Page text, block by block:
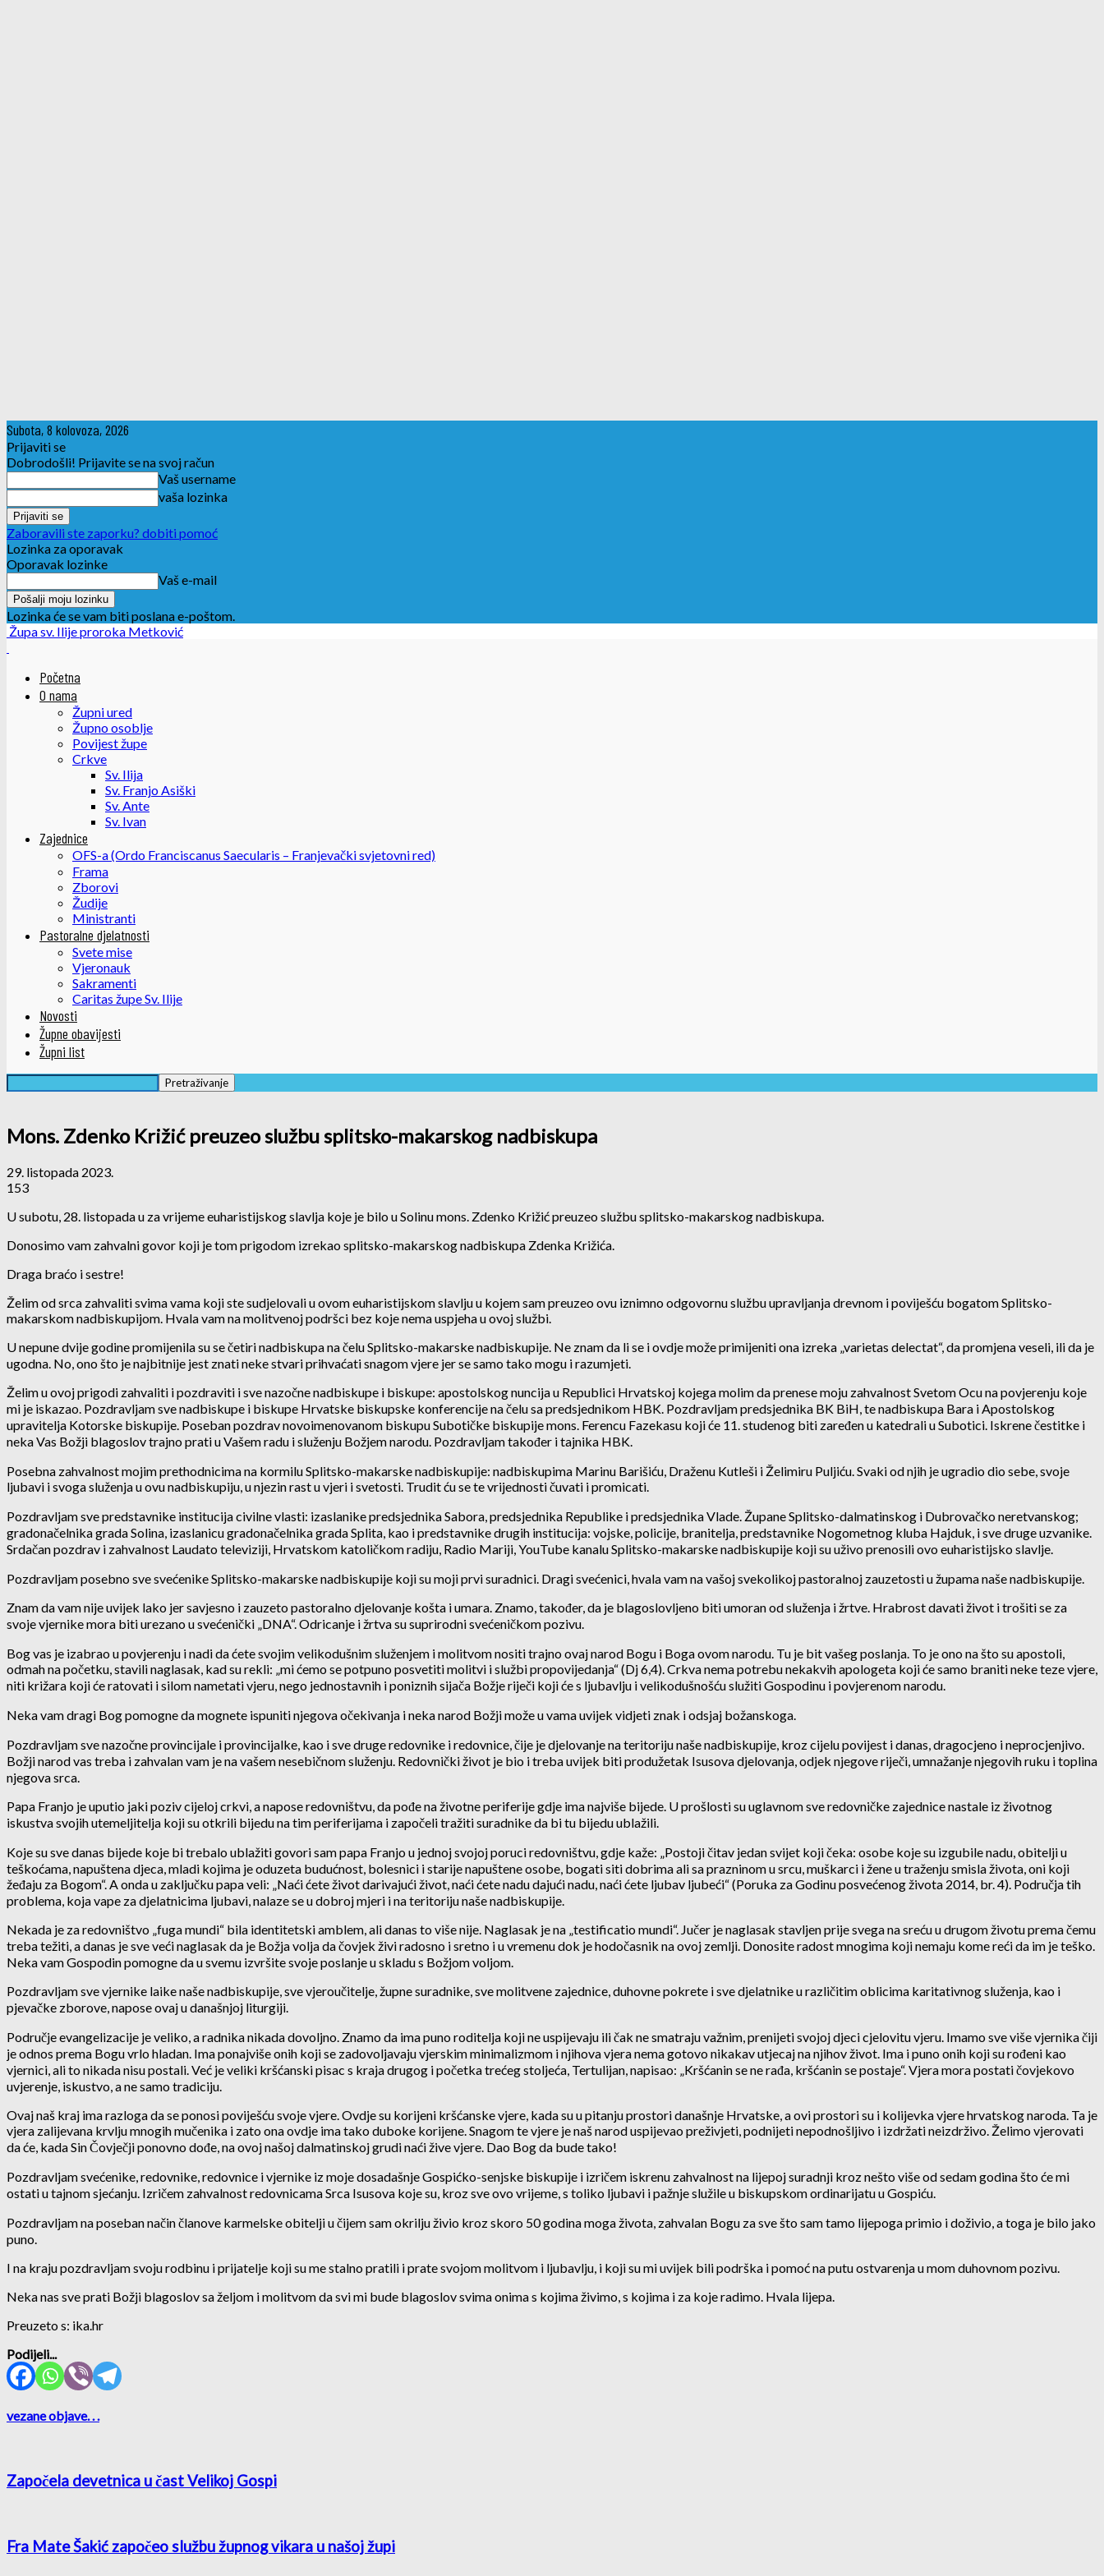
Subota, 8 kolovoza, 2026
Prijaviti se
Dobrodošli! Prijavite se na svoj račun
Vaš username
vaša lozinka
Zaboravili ste zaporku? dobiti pomoć
Lozinka za oporavak
Oporavak lozinke
Vaš e-mail
Lozinka će se vam biti poslana e-poštom.
Župa sv. Ilije proroka Metković
Početna
O nama
Župni ured
Župno osoblje
Povijest župe
Crkve
Sv. Ilija
Sv. Franjo Asiški
Sv. Ante
Sv. Ivan
Zajednice
OFS-a (Ordo Franciscanus Saecularis – Franjevački svjetovni red)
Frama
Zborovi
Žudije
Ministranti
Pastoralne djelatnosti
Svete mise
Vjeronauk
Sakramenti
Caritas župe Sv. Ilije
Novosti
Župne obavijesti
Župni list
Mons. Zdenko Križić preuzeo službu splitsko-makarskog nadbiskupa
29. listopada 2023.
153
U subotu, 28. listopada u za vrijeme euharistijskog slavlja koje je bilo u Solinu mons. Zdenko Križić preuzeo službu splitsko-makarskog nadbiskupa.
Donosimo vam zahvalni govor koji je tom prigodom izrekao splitsko-makarskog nadbiskupa Zdenka Križića.
Draga braćo i sestre!
Želim od srca zahvaliti svima vama koji ste sudjelovali u ovom euharistijskom slavlju u kojem sam preuzeo ovu iznimno odgovornu službu upravljanja drevnom i poviješću bogatom Splitsko-
makarskom nadbiskupijom. Hvala vam na molitvenoj podršci bez koje nema uspjeha u ovoj službi.
U nepune dvije godine promijenila su se četiri nadbiskupa na čelu Splitsko-makarske nadbiskupije. Ne znam da li se i ovdje može primijeniti ona izreka „varietas delectat“, da promjena veseli, ili da je
ugodna. No, ono što je najbitnije jest znati neke stvari prihvaćati snagom vjere jer se samo tako mogu i razumjeti.
Želim u ovoj prigodi zahvaliti i pozdraviti i sve nazočne nadbiskupe i biskupe: apostolskog nuncija u Republici Hrvatskoj kojega molim da prenese moju zahvalnost Svetom Ocu na povjerenju koje
mi je iskazao. Pozdravljam sve nadbiskupe i biskupe Hrvatske biskupske konferencije na čelu sa predsjednikom HBK. Pozdravljam predsjednika BK BiH, te nadbiskupa Bara i Apostolskog
upravitelja Kotorske biskupije. Poseban pozdrav novoimenovanom biskupu Subotičke biskupije mons. Ferencu Fazekasu koji će 11. studenog biti zaređen u katedrali u Subotici. Iskrene čestitke i
neka Vas Božji blagoslov trajno prati u Vašem radu i služenju Božjem narodu. Pozdravljam također i tajnika HBK.
Posebna zahvalnost mojim prethodnicima na kormilu Splitsko-makarske nadbiskupije: nadbiskupima Marinu Barišiću, Draženu Kutleši i Želimiru Puljiću. Svaki od njih je ugradio dio sebe, svoje
ljubavi i svoga služenja u ovu nadbiskupiju, u njezin rast u vjeri i svetosti. Trudit ću se te vrijednosti čuvati i promicati.
Pozdravljam sve predstavnike institucija civilne vlasti: izaslanike predsjednika Sabora, predsjednika Republike i predsjednika Vlade. Župane Splitsko-dalmatinskog i Dubrovačko neretvanskog;
gradonačelnika grada Solina, izaslanicu gradonačelnika grada Splita, kao i predstavnike drugih institucija: vojske, policije, branitelja, predstavnike Nogometnog kluba Hajduk, i sve druge uzvanike.
Srdačan pozdrav i zahvalnost Laudato televiziji, Hrvatskom katoličkom radiju, Radio Mariji, YouTube kanalu Splitsko-makarske nadbiskupije koji su uživo prenosili ovo euharistijsko slavlje.
Pozdravljam posebno sve svećenike Splitsko-makarske nadbiskupije koji su moji prvi suradnici. Dragi svećenici, hvala vam na vašoj svekolikoj pastoralnoj zauzetosti u župama naše nadbiskupije.
Znam da vam nije uvijek lako jer savjesno i zauzeto pastoralno djelovanje košta i umara. Znamo, također, da je blagoslovljeno biti umoran od služenja i žrtve. Hrabrost davati život i trošiti se za
svoje vjernike mora biti urezano u svećenički „DNA“. Odricanje i žrtva su suprirodni svećeničkom pozivu.
Bog vas je izabrao u povjerenju i nadi da ćete svojim velikodušnim služenjem i molitvom nositi trajno ovaj narod Bogu i Boga ovom narodu. Tu je bit vašeg poslanja. To je ono na što su apostoli,
odmah na početku, stavili naglasak, kad su rekli: „mi ćemo se potpuno posvetiti molitvi i službi propovijedanja“ (Dj 6,4). Crkva nema potrebu nekakvih apologeta koji će samo braniti neke teze vjere,
niti križara koji će ratovati i silom nametati vjeru, nego jednostavnih i poniznih sijača Božje riječi koji će s ljubavlju i velikodušnošću služiti Gospodinu i povjerenom narodu.
Neka vam dragi Bog pomogne da mognete ispuniti njegova očekivanja i neka narod Božji može u vama uvijek vidjeti znak i odsjaj božanskoga.
Pozdravljam sve nazočne provincijale i provincijalke, kao i sve druge redovnike i redovnice, čije je djelovanje na teritoriju naše nadbiskupije, kroz cijelu povijest i danas, dragocjeno i neprocjenjivo.
Božji narod vas treba i zahvalan vam je na vašem nesebičnom služenju. Redovnički život je bio i treba uvijek biti produžetak Isusova djelovanja, odjek njegove riječi, umnažanje njegovih ruku i toplina
njegova srca.
Papa Franjo je uputio jaki poziv cijeloj crkvi, a napose redovništvu, da pođe na životne periferije gdje ima najviše bijede. U prošlosti su uglavnom sve redovničke zajednice nastale iz životnog
iskustva svojih utemeljitelja koji su otkrili bijedu na tim periferijama i započeli tražiti suradnike da bi tu bijedu ublažili.
Koje su sve danas bijede koje bi trebalo ublažiti govori sam papa Franjo u jednoj svojoj poruci redovništvu, gdje kaže: „Postoji čitav jedan svijet koji čeka: osobe koje su izgubile nadu, obitelji u
teškoćama, napuštena djeca, mladi kojima je oduzeta budućnost, bolesnici i starije napuštene osobe, bogati siti dobrima ali sa prazninom u srcu, muškarci i žene u traženju smisla života, oni koji
žeđaju za Bogom“. A onda u zaključku papa veli: „Naći ćete život darivajući život, naći ćete nadu dajući nadu, naći ćete ljubav ljubeći“ (Poruka za Godinu posvećenog života 2014, br. 4). Područja tih
problema, koja vape za djelatnicima ljubavi, nalaze se u dobroj mjeri i na teritoriju naše nadbiskupije.
Nekada je za redovništvo „fuga mundi“ bila identitetski amblem, ali danas to više nije. Naglasak je na „testificatio mundi“. Jučer je naglasak stavljen prije svega na sreću u drugom životu prema čemu
treba težiti, a danas je sve veći naglasak da je Božja volja da čovjek živi radosno i sretno i u vremenu dok je hodočasnik na ovoj zemlji. Donosite radost mnogima koji nemaju kome reći da im je teško.
Neka vam Gospodin pomogne da u svemu izvršite svoje poslanje u skladu s Božjom voljom.
Pozdravljam sve vjernike laike naše nadbiskupije, sve vjeroučitelje, župne suradnike, sve molitvene zajednice, duhovne pokrete i sve djelatnike u različitim oblicima karitativnog služenja, kao i
pjevačke zborove, napose ovaj u današnjoj liturgiji.
Područje evangelizacije je veliko, a radnika nikada dovoljno. Znamo da ima puno roditelja koji ne uspijevaju ili čak ne smatraju važnim, prenijeti svojoj djeci cjelovitu vjeru. Imamo sve više vjernika čiji
je odnos prema Bogu vrlo hladan. Ima ponajviše onih koji se zadovoljavaju vjerskim minimalizmom i njihova vjera nema gotovo nikakav utjecaj na njihov život. Ima i puno onih koji su rođeni kao
vjernici, ali to nikada nisu postali. Već je veliki kršćanski pisac s kraja drugog i početka trećeg stoljeća, Tertulijan, napisao: „Kršćanin se ne rađa, kršćanin se postaje“. Vjera mora postati čovjekovo
uvjerenje, iskustvo, a ne samo tradiciju.
Ovaj naš kraj ima razloga da se ponosi poviješću svoje vjere. Ovdje su korijeni kršćanske vjere, kada su u pitanju prostori današnje Hrvatske, a ovi prostori su i kolijevka vjere hrvatskog naroda. Ta je
vjera zalijevana krvlju mnogih mučenika i zato ona ovdje ima tako duboke korijene. Snagom te vjere je naš narod uspijevao preživjeti, podnijeti nepodnošljivo i izdržati neizdrživo. Želimo vjerovati
da će, kada Sin Čovječji ponovno dođe, na ovoj našoj dalmatinskoj grudi naći žive vjere. Dao Bog da bude tako!
Pozdravljam svećenike, redovnike, redovnice i vjernike iz moje dosadašnje Gospićko-senjske biskupije i izričem iskrenu zahvalnost na lijepoj suradnji kroz nešto više od sedam godina što će mi
ostati u tajnom sjećanju. Izričem zahvalnost redovnicama Srca Isusova koje su, kroz sve ovo vrijeme, s toliko ljubavi i pažnje služile u biskupskom ordinarijatu u Gospiću.
Pozdravljam na poseban način članove karmelske obitelji u čijem sam okrilju živio kroz skoro 50 godina moga života, zahvalan Bogu za sve što sam tamo lijepoga primio i doživio, a toga je bilo jako
puno.
I na kraju pozdravljam svoju rodbinu i prijatelje koji su me stalno pratili i prate svojom molitvom i ljubavlju, i koji su mi uvijek bili podrška i pomoć na putu ostvarenja u mom duhovnom pozivu.
Neka nas sve prati Božji blagoslov sa željom i molitvom da svi mi bude blagoslov svima onima s kojima živimo, s kojima i za koje radimo. Hvala lijepa.
Preuzeto s: ika.hr
Podijeli...
vezane objave. . .
Započela devetnica u čast Velikoj Gospi
Fra Mate Šakić započeo službu župnog vikara u našoj župi